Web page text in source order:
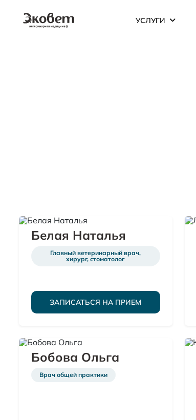
УСЛУГИ
Белая Наталья
Главный ветеринарный врач,
хирург, стоматолог
ЗАПИСАТЬСЯ НА ПРИЕМ
Бобова Ольга
Врач общей практики